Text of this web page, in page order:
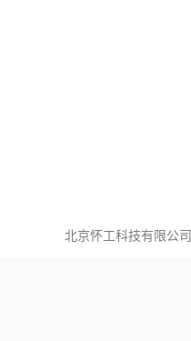
北京怀工科技有限公